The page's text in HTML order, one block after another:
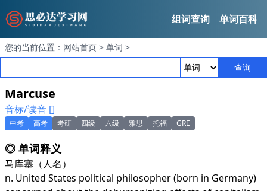
组词查询 单词百科
您的当前位置： 网站首页 > 单词 >
查询
Marcuse
音标/读音 []
中考 高考 考研 四级 六级 雅思 托福 GRE
◎ 单词释义
马库塞（人名）
n. United States political philosopher (born in Germany)